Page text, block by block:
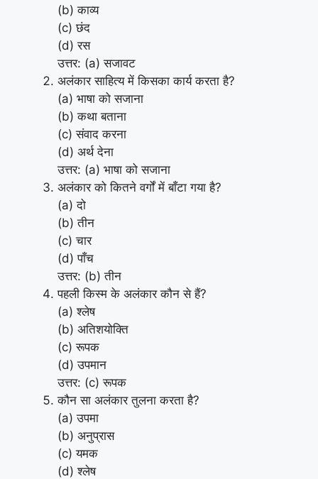
(b) काव्य
(c) छंद
(d) रस
उत्तर: (a) सजावट
अलंकार साहित्य में किसका कार्य करता है?
(a) भाषा को सजाना
(b) कथा बताना
(c) संवाद करना
(d) अर्थ देना
उत्तर: (a) भाषा को सजाना
अलंकार को कितने वर्गों में बाँटा गया है?
(a) दो
(b) तीन
(c) चार
(d) पाँच
उत्तर: (b) तीन
पहली किस्म के अलंकार कौन से हैं?
(a) श्लेष
(b) अतिशयोक्ति
(c) रूपक
(d) उपमान
उत्तर: (c) रूपक
कौन सा अलंकार तुलना करता है?
(a) उपमा
(b) अनुप्रास
(c) यमक
(d) श्लेष